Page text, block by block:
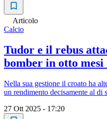
Articolo
Calcio
Tudor e il rebus
bomber in otto mesi
Nella sua gestione il croato ha
un rendimento decisamente al di
27 Ott 2025 - 17:20